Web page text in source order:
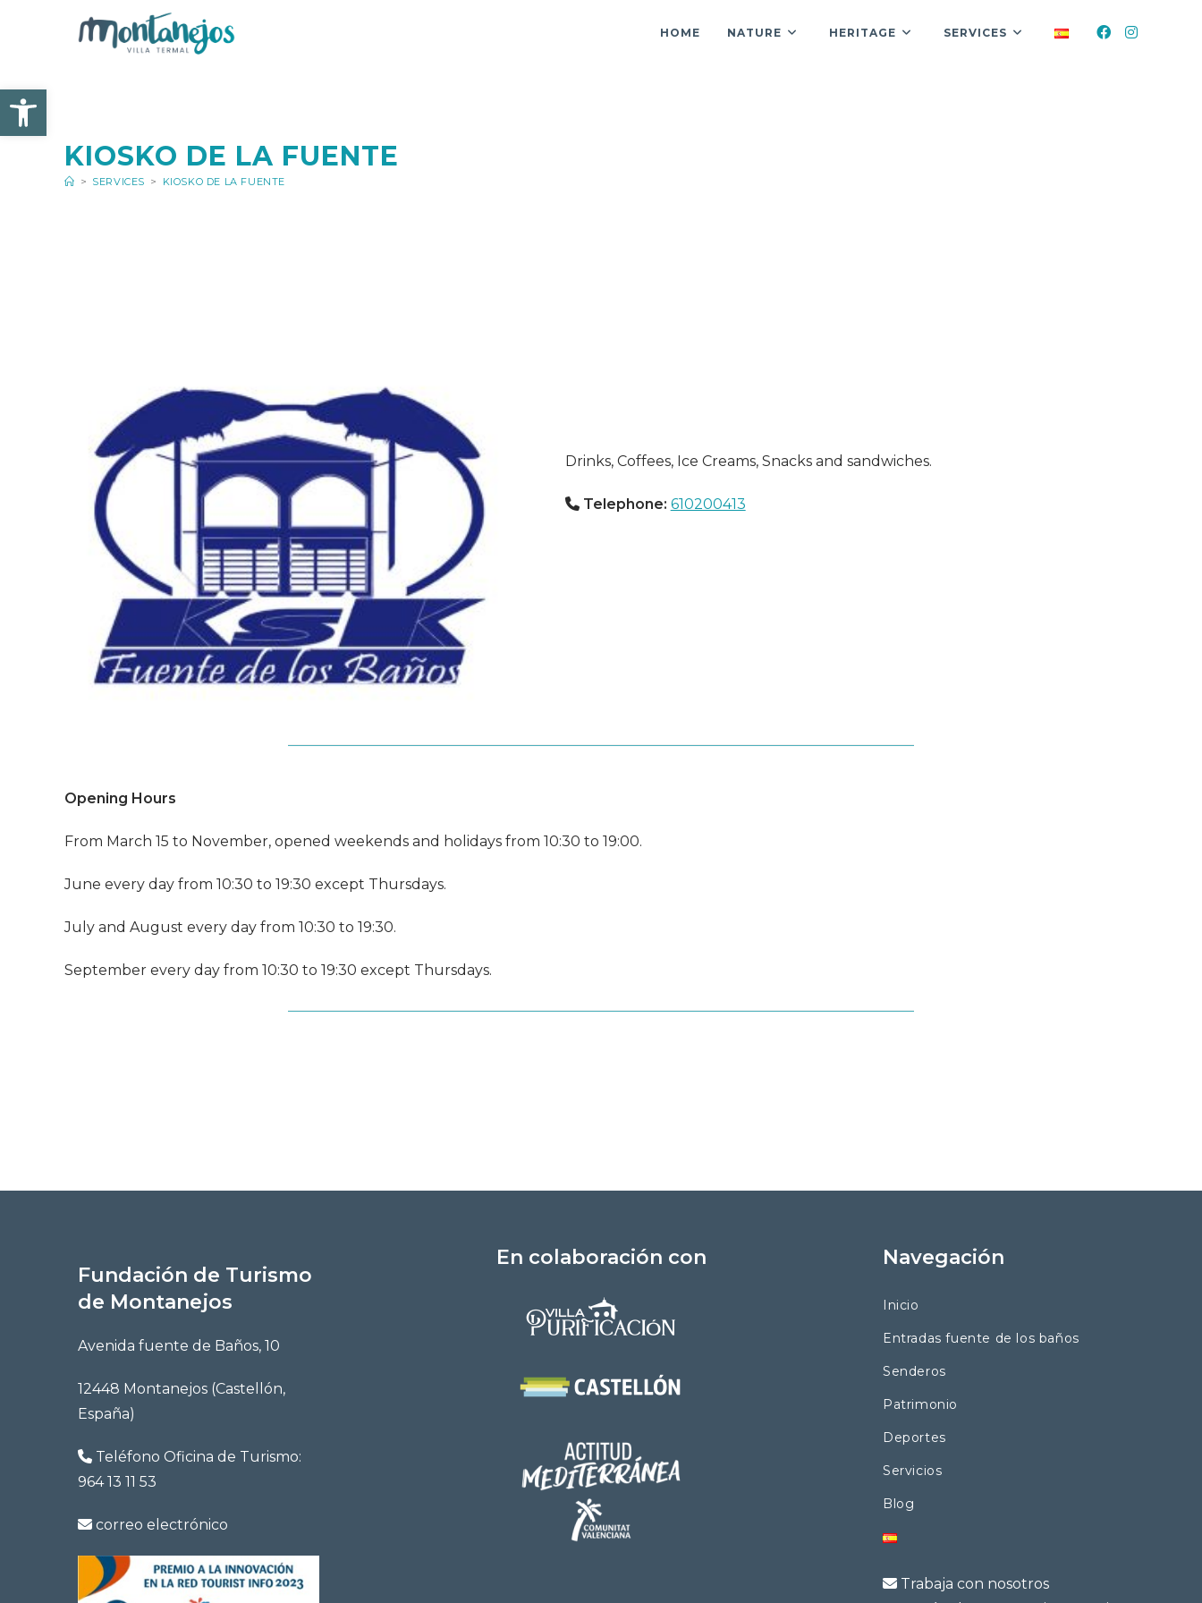
Open toolbar
HOME NATURE HERITAGE SERVICES
KIOSKO DE LA FUENTE
> SERVICES > KIOSKO DE LA FUENTE
Drinks, Coffees, Ice Creams, Snacks and sandwiches.
Telephone: 610200413
Opening Hours
From March 15 to November, opened weekends and holidays from 10:30 to 19:00.
June every day from 10:30 to 19:30 except Thursdays.
July and August every day from 10:30 to 19:30.
September every day from 10:30 to 19:30 except Thursdays.
Fundación de Turismo
de Montanejos
Avenida fuente de Baños, 10
12448 Montanejos (Castellón,
España)
Teléfono Oficina de Turismo:
964 13 11 53
correo electrónico
En colaboración con Navegación
Inicio
Entradas fuente de los baños
Senderos
Patrimonio
Deportes
Servicios
Blog
Trabaja con nosotros